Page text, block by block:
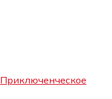
Приключенческое